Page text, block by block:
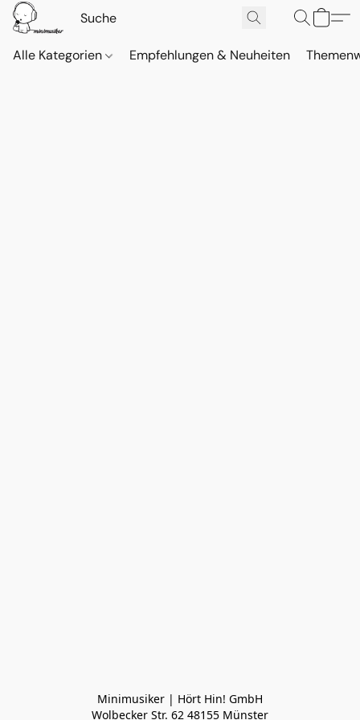
Alle Kategorien Empfehlungen & Neuheiten
Minimusiker | Hört Hin! GmbH
Wolbecker Str. 62 48155 Münster